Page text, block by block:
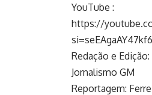
YouTube :
https://
Redação e
Jornalismo GM
Reportagem: